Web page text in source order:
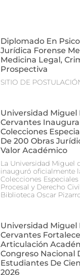
Diplomado En
Jurídica Forense
Medicina Legal,
Prospectiva
SITIO DE
Universidad Miguel
Cervantes Inaugura
Colecciones
De 200 Obras
Valor Académico
La Universidad Miguel
inauguró oficialmente
Colecciones
Procesal y Derecho
Biblioteca Oscar
Universidad Miguel
Cervantes
Articulación
Congreso Nacional
Estudiantes De
2026